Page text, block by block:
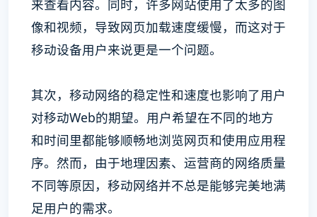
来查看内容。同时，许多网站使用了太多的图
像和视频，导致网页加载速度缓慢，而这对于
移动设备用户来说更是一个问题。
其次，移动网络的稳定性和速度也影响了用户
对移动Web的期望。用户希望在不同的地方
和时间里都能够顺畅地浏览网页和使用应用程
序。然而，由于地理因素、运营商的网络质量
不同等原因，移动网络并不总是能够完美地满
足用户的需求。